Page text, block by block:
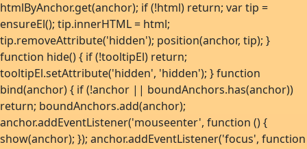
htmlByAnchor.get(anchor); if (!html) return; var tip =
ensureEl(); tip.innerHTML = html;
tip.removeAttribute('hidden'); position(anchor, tip); }
function hide() { if (!tooltipEl) return;
tooltipEl.setAttribute('hidden', 'hidden'); } function
bind(anchor) { if (!anchor || boundAnchors.has(anchor))
return; boundAnchors.add(anchor);
anchor.addEventListener('mouseenter', function () {
show(anchor); }); anchor.addEventListener('focus', function